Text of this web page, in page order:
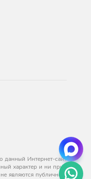
данный Интернет-сайт
характер и ни при
являются публичной